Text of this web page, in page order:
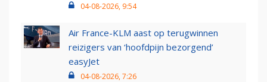
04-08-2026, 9:54
Air France-KLM aast op terugwinnen
reizigers van ‘hoofdpijn bezorgend’
easyJet
04-08-2026, 7:26